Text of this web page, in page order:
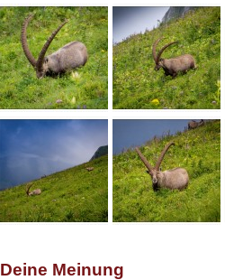
Deine Meinung